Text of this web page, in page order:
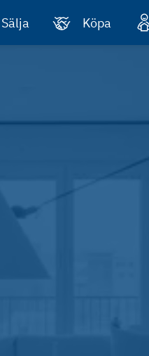
Sälja Köpa